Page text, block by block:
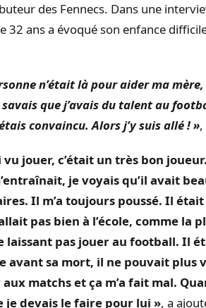
ur des Fennecs. Dans une
32 ans a évoqué son enfance
n’était là pour aider ma
que j’avais du talent au
convaincu. Alors j’y suis allé ! »
vu jouer, c’était un très bon
je voyais qu’il avait
Il m’a toujours poussé. Il
pas bien à l’école, comme la
pas jouer au football. Il
avant sa mort, il ne pouvait plus
matchs et ça m’a fait mal.
je devais le faire pour lui », a